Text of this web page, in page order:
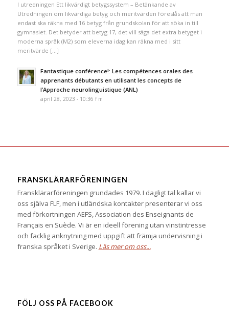
I utredningen Ett likvärdigt betygssystem – Betänkande av
Utredningen om likvärdiga betyg och meritvärden föreslås att man
endast ska räkna med 16 betyg från grundskolan för att söka in till
gymnasiet. Det betyder att betyg 17, det vill säga det extra betyget i
moderna språk (M2) som eleverna idag kan räkna med i sitt
meritvärde […]
Fantastique conférence!: Les compétences orales des
apprenants débutants en utilisant les concepts de
l’Approche neurolinguistique (ANL)
april 28, 2023 - 10:36 f m
FRANSKLÄRARFÖRENINGEN
Fransklärarföreningen grundades 1979. I dagligt tal kallar vi
oss själva FLF, men i utländska kontakter presenterar vi oss
med förkortningen AEFS, Association des Enseignants de
Français en Suède. Vi är en ideell förening utan vinstintresse
och facklig anknytning med uppgift att främja undervisning i
franska språket i Sverige. Läs mer om oss...
FÖLJ OSS PÅ FACEBOOK